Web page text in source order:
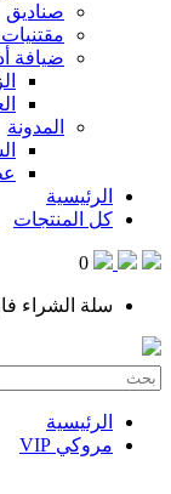
صناديق
ضيافة
المدونة
الرئيسية
كل المنتجات
0
سلة الشراء
الرئيسية
مروكي VIP